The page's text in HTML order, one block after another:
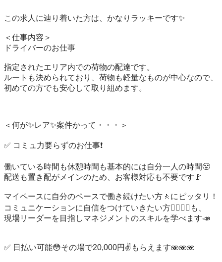
この求人に辿り着いた方は、かなりラッキーです✨
＜仕事内容＞
ドライバーのお仕事
指定されたエリア内での荷物の配達です。
ルートも決められており、荷物も軽量なものが中心なので、
初めての方でも安心して取り組めます。
＜何が✨レア✨案件かって・・・＞
✅ コミュ力要らずのお仕事❗️
働いている時間も休憩時間も基本的には自分一人の時間😤
配送も置き配がメインのため、お客様対応も不要です🚩
マイペースに自分のペースで働き続けたい方🚶にピッタリ！
コミュニケーションに自信をつけていきたい方🙋‍♂️🙋‍♂️も、
現場リーダーを目指しマネジメントのスキルを学べます📣
✅ 日払い可能😳その場で20,000円✌️もらえます🫨🫨🫨